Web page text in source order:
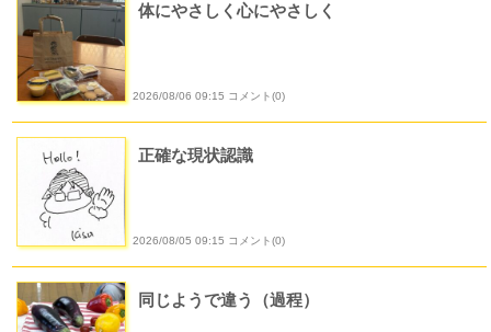
体にやさしく心にやさしく
2026/08/06 09:15 コメント(0)
正確な現状認識
2026/08/05 09:15 コメント(0)
同じようで違う（過程）